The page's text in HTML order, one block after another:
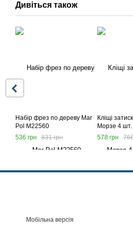
Дивіться також
Набір фрез по дереву Mar
Pol M22560
536 грн
831 грн
Кліщі
Морзе 4
578 грн
Мобільна версія